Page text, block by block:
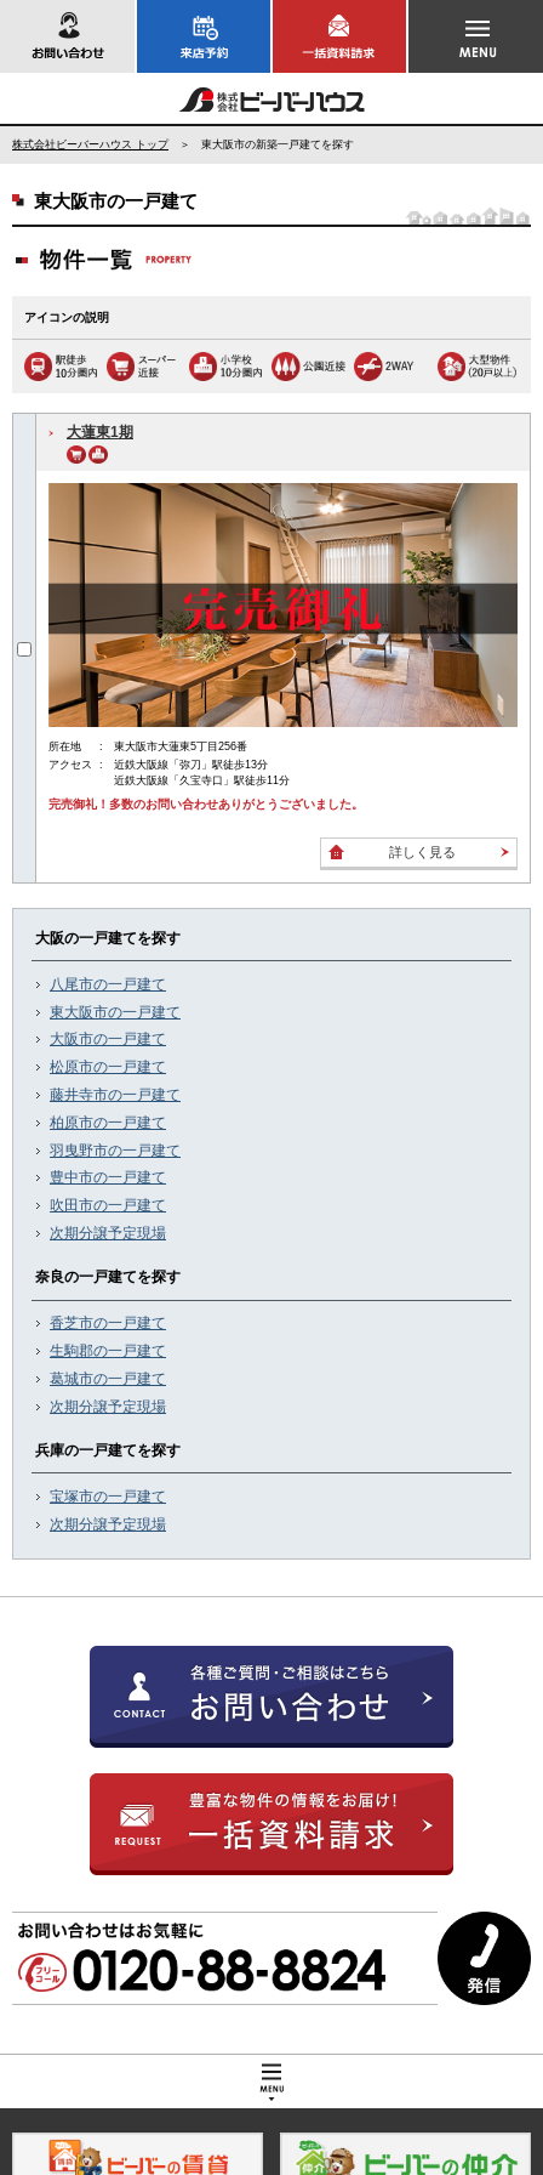
株式会社ビーバーハウス トップ＞ 東大阪市の新築一戸建てを探す
東大阪市の一戸建て
アイコンの説明
大蓮東1期
所在地
東大阪市大蓮東5丁目256番
アクセス
近鉄大阪線「弥刀」駅徒歩13分
近鉄大阪線「久宝寺口」駅徒歩11分
完売御礼！多数のお問い合わせありがとうございました。
詳しく見る
大阪の一戸建てを探す
八尾市の一戸建て
東大阪市の一戸建て
大阪市の一戸建て
松原市の一戸建て
藤井寺市の一戸建て
柏原市の一戸建て
羽曳野市の一戸建て
豊中市の一戸建て
吹田市の一戸建て
次期分譲予定現場
奈良の一戸建てを探す
香芝市の一戸建て
生駒郡の一戸建て
葛城市の一戸建て
次期分譲予定現場
兵庫の一戸建てを探す
宝塚市の一戸建て
次期分譲予定現場
トップページ